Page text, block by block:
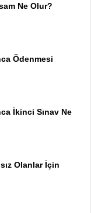
Ne Olur?
Ödenmesi
İkinci Sınav Ne
Olanlar İçin